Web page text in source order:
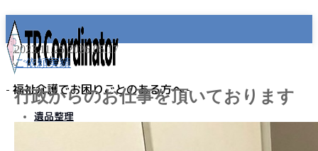
- 福祉介護でお困りごとのある方へ -
遺品整理
2023.11.252026.05.17
ご依頼実績
行政からのお仕事を頂いております